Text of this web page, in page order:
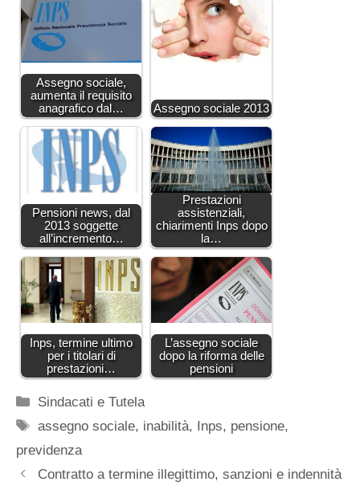
Assegno sociale,
aumenta il requisito
anagrafico dal…
Assegno sociale 2013
Pensioni news, dal
2013 soggette
all’incremento…
Prestazioni
assistenziali,
chiarimenti Inps dopo
la…
Inps, termine ultimo
per i titolari di
prestazioni…
L’assegno sociale
dopo la riforma delle
pensioni
Categorie
Sindacati e Tutela
Tag
assegno sociale, inabilità, Inps, pensione,
previdenza
Contratto a termine illegittimo, sanzioni e indennità